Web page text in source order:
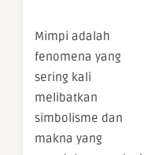
Mimpi adalah
fenomena yang
sering kali
melibatkan
simbolisme dan
makna yang